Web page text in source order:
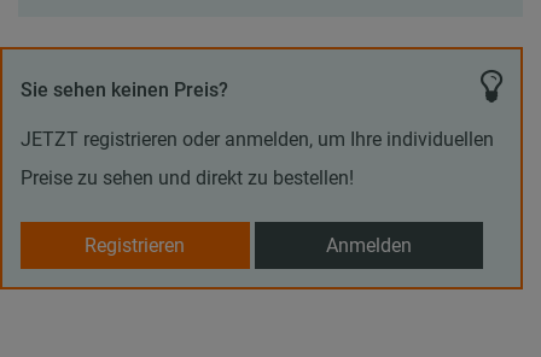
Sie sehen keinen Preis?
JETZT registrieren oder anmelden, um Ihre individuellen
Preise zu sehen und direkt zu bestellen!
Registrieren Anmelden